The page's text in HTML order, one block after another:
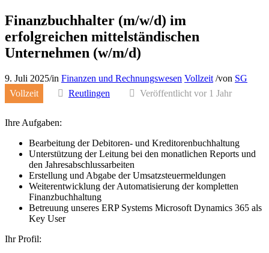
Finanzbuchhalter (m/w/d) im
erfolgreichen mittelständischen
Unternehmen (w/m/d)
9. Juli 2025/in Finanzen und Rechnungswesen Vollzeit /von SG
Vollzeit
Reutlingen Veröffentlicht vor 1 Jahr
Ihre Aufgaben:
Bearbeitung der Debitoren- und Kreditorenbuchhaltung
Unterstützung der Leitung bei den monatlichen Reports und
den Jahresabschlussarbeiten
Erstellung und Abgabe der Umsatzsteuermeldungen
Weiterentwicklung der Automatisierung der kompletten
Finanzbuchhaltung
Betreuung unseres ERP Systems Microsoft Dynamics 365 als
Key User
Ihr Profil: